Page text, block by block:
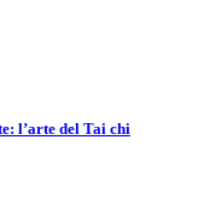
l’arte del Tai chi